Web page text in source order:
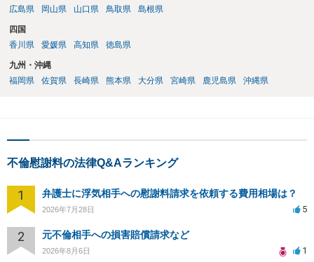
広島県
岡山県 山口県 鳥取県 島根県
四国
香川県
愛媛県 高知県 徳島県
九州・沖縄
福岡県
佐賀県 長崎県 熊本県 大分県 宮崎県 鹿児島県 沖縄県
不倫慰謝料の法律Q&Aランキング
1 弁護士に浮気相手への慰謝料請求を依頼する費用相場は？
2026年7月28日 5
2 元不倫相手への損害賠償請求など
2026年8月6日 1